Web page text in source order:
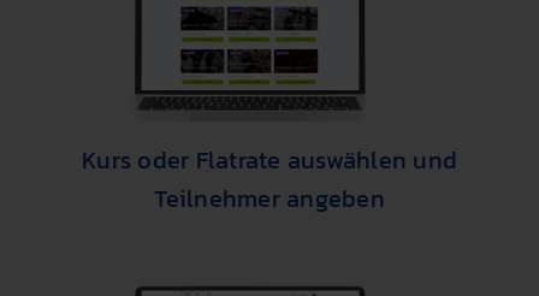
Kurs oder Flatrate auswählen und
Teilnehmer angeben